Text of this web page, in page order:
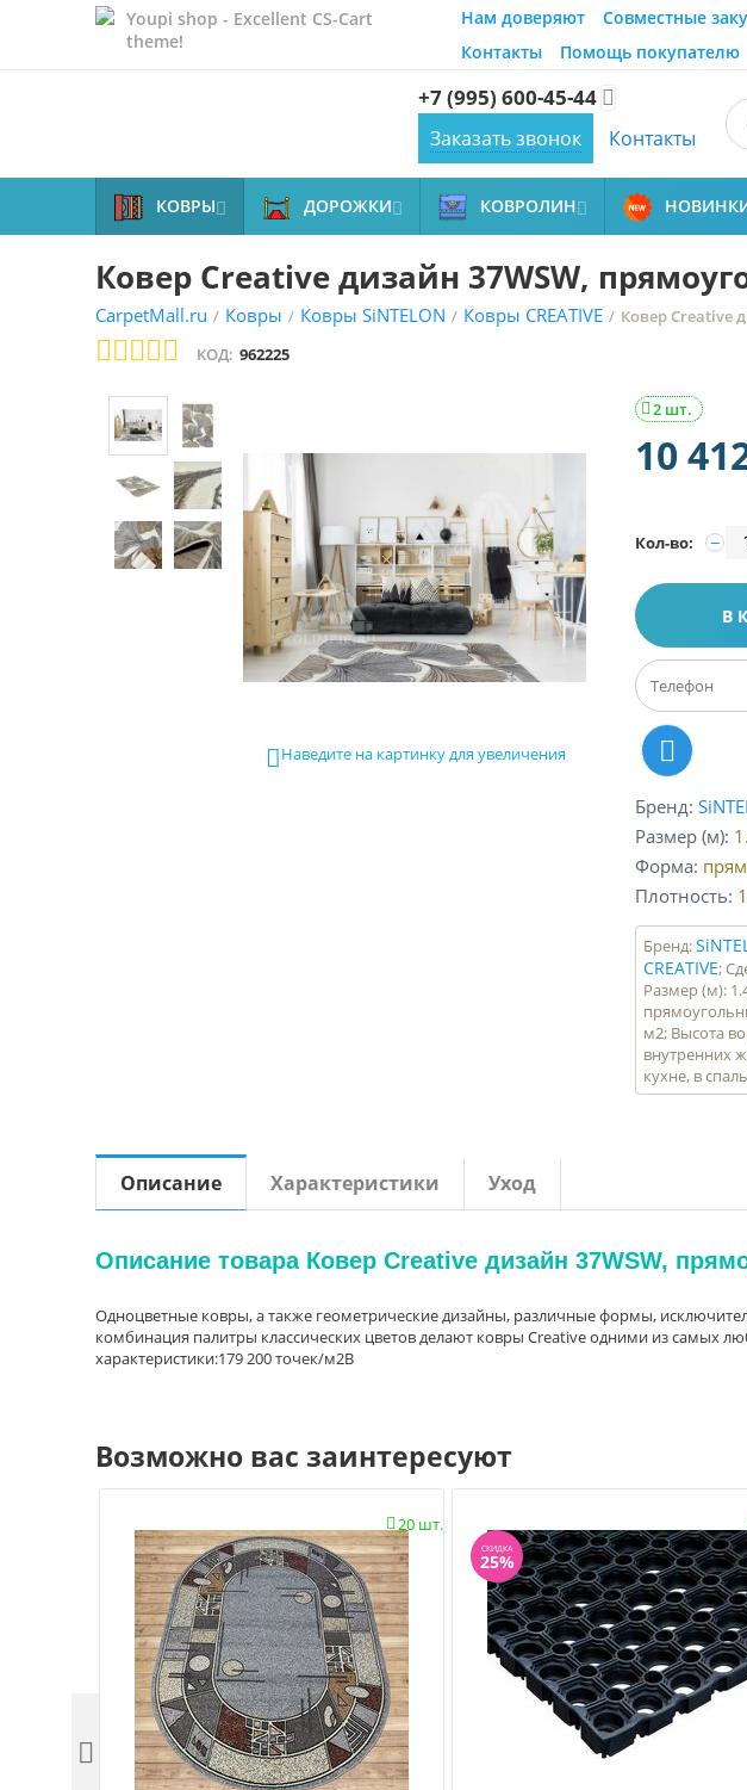
Youpi shop - Excellent CS-Cart
theme!
Нам доверяют Совместные
Контакты
Помощь покупателю
+7 (995) 600-45-44 
Заказать звонок Контакты
КОВРЫ ДОРОЖКИ КОВРОЛИН
Ковер Creative дизайн 37WSW,
CarpetMall.ru / Ковры / Ковры SiNTELON / Ковры CREATIVE / Ковер Creative
КОД: 962225
Наведите на картинку для увеличения
2 шт.

10
Кол-во: −
В
Бренд
Размер (м)
Форма
Плотность
Бренд:
CREATIVE;
Размер (м):
м2; Высота
внутренних
кухне, в
Описание Характеристики Уход
Описание товара Ковер Creative дизайн 37WSW,
Одноцветные ковры, а также геометрические дизайны, различные формы,
комбинация палитры классических цветов делают ковры Creative одними из самых
характеристики:179 200 точек/м2В
Возможно вас заинтересуют
20 шт.

СКИДКА
25%
